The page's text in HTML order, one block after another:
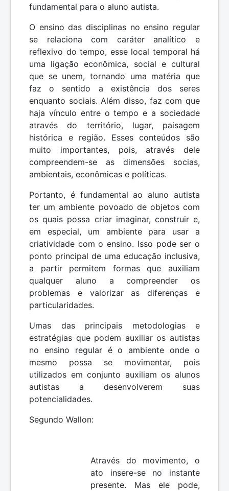
fundamental para o aluno autista.
O ensino das disciplinas no ensino regular
se relaciona com caráter analítico e
reflexivo do tempo, esse local temporal há
uma ligação econômica, social e cultural
que se unem, tornando uma matéria que
faz o sentido a existência dos seres
enquanto sociais. Além disso, faz com que
haja vínculo entre o tempo e a sociedade
através do território, lugar, paisagem
histórica e região. Esses conteúdos são
muito importantes, pois, através dele
compreendem-se as dimensões socias,
ambientais, econômicas e políticas.
Portanto, é fundamental ao aluno autista
ter um ambiente povoado de objetos com
os quais possa criar imaginar, construir e,
em especial, um ambiente para usar a
criatividade com o ensino. Isso pode ser o
ponto principal de uma educação inclusiva,
a partir permitem formas que auxiliam
qualquer aluno a compreender os
problemas e valorizar as diferenças e
particularidades.
Umas das principais metodologias e
estratégias que podem auxiliar os autistas
no ensino regular é o ambiente onde o
mesmo possa se movimentar, pois
utilizados em conjunto auxiliam os alunos
autistas a desenvolverem suas
potencialidades.
Segundo Wallon:
Através do movimento, o
ato insere-se no instante
presente. Mas ele pode,